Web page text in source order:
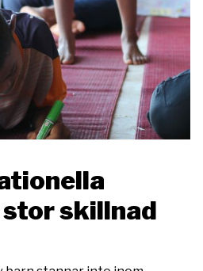
skillnad